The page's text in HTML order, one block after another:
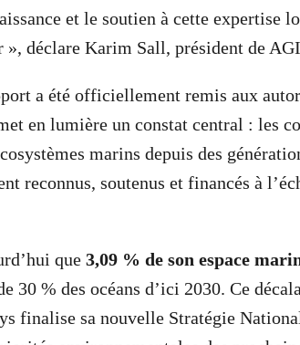
et le soutien à cette expertise
», déclare Karim Sall, président de
a été officiellement remis aux
en lumière un constat central : les
marins depuis des
reconnus, soutenus et financés à
que 3,09 % de son espace
30 % des océans d’ici 2030. Ce
finalise sa nouvelle Stratégie